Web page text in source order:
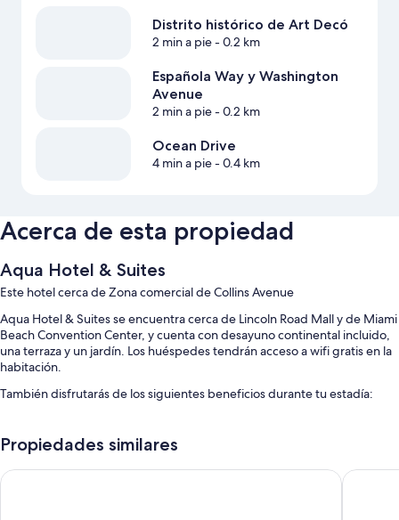
Distrito histórico de Art Decó
2 min a pie- 0.2 km
Española Way y Washington
Avenue
2 min a pie- 0.2 km
Ocean Drive
4 min a pie- 0.4 km
Acerca de esta propiedad
Aqua Hotel & Suites
Este hotel cerca de Zona comercial de Collins Avenue
Aqua Hotel & Suites se encuentra cerca de Lincoln Road Mall y de Miami
Beach Convention Center, y cuenta con desayuno continental incluido,
una terraza y un jardín. Los huéspedes tendrán acceso a wifi gratis en la
habitación.
También disfrutarás de los siguientes beneficios durante tu estadía:
Toallas de playa, áreas para no fumadores y una caja de seguridad
Personal multilingüe, servicios de concierge y asistencia turística y
Propiedades similares
Crest Hotel Suites Kasa El